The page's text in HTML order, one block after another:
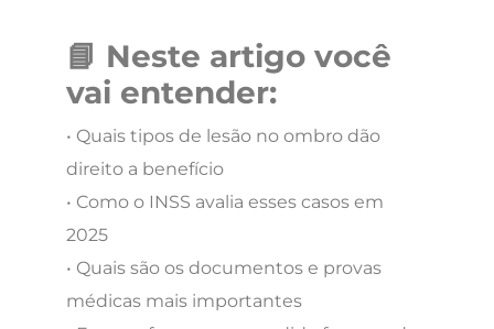
📘 Neste artigo você
vai entender:
• Quais tipos de lesão no ombro dão
direito a benefício
• Como o INSS avalia esses casos em
2025
• Quais são os documentos e provas
médicas mais importantes